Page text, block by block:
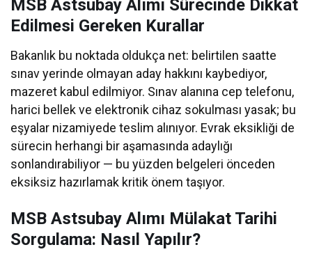
MSB Astsubay Alımı Sürecinde Dikkat
Edilmesi Gereken Kurallar
Bakanlık bu noktada oldukça net: belirtilen saatte
sınav yerinde olmayan aday hakkını kaybediyor,
mazeret kabul edilmiyor. Sınav alanına cep telefonu,
harici bellek ve elektronik cihaz sokulması yasak; bu
eşyalar nizamiyede teslim alınıyor. Evrak eksikliği de
sürecin herhangi bir aşamasında adaylığı
sonlandırabiliyor — bu yüzden belgeleri önceden
eksiksiz hazırlamak kritik önem taşıyor.
MSB Astsubay Alımı Mülakat Tarihi
Sorgulama: Nasıl Yapılır?